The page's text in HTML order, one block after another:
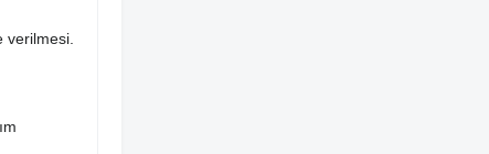
verilmesi.